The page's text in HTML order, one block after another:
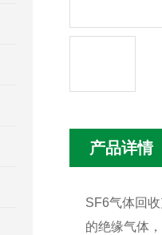
产品详情
SF6气体回
的绝缘气体